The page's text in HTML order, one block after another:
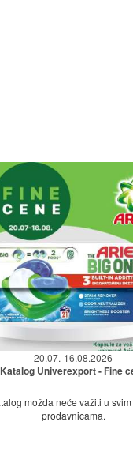
20.07.-16.08.2026
Katalog Univerexport - Fine
možda neće važiti u
prodavnicama.